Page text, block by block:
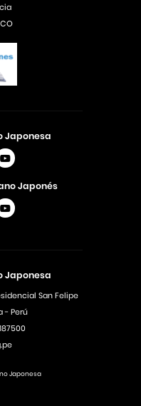
Japonesa
San Felipe
- Perú
Japonesa
Japonés
Japonesa